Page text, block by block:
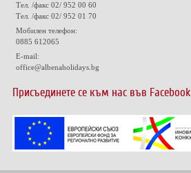
Тел. /факс 02/ 952 00 60
Тел. /факс 02/ 952 01 70
Мобилен телефон:
0885 612065
E-mail:
office@albenaholidays.bg
Присъединете се към нас във Facebook